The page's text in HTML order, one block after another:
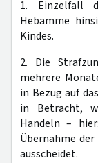
1. Einzelfall
Hebamme
Kindes.
2. Die
mehrere
in Bezug auf
in Betracht,
Handeln –
Übernahme
ausscheidet.